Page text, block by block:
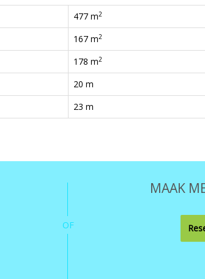
477 m2
167 m2
178 m2
20 m
23 m
OF
MAAK